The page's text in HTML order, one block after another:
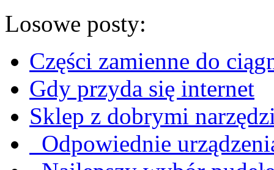
Losowe posty:
Części zamienne do
Gdy przyda się internet
Sklep z dobrymi
Odpowiednie